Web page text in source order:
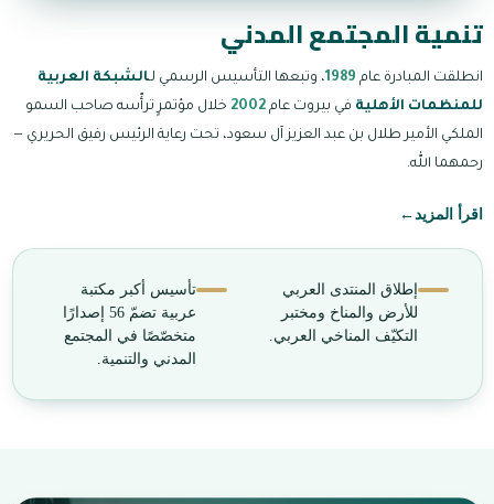
تنمية المجتمع المدني
انطلقت المبادرة عام 1989 ، وتبعها التأسيس الرسمي لـالشبكة العربية
للمنظمات الأهلية في بيروت عام2002 خلال مؤتمرٍ ترأّسه صاحب السمو
الملكي الأمير طلال بن عبد العزيز آل سعود، تحت رعاية الرئيس رفيق الحريري —
رحمهما الله.
اقرأ المزيد←
إطلاق المنتدى العربي
للأرض والمناخ ومختبر
التكيّف المناخي العربي.
تأسيس أكبر مكتبة
عربية تضمّ 56 إصدارًا
متخصّصًا في المجتمع
المدني والتنمية.